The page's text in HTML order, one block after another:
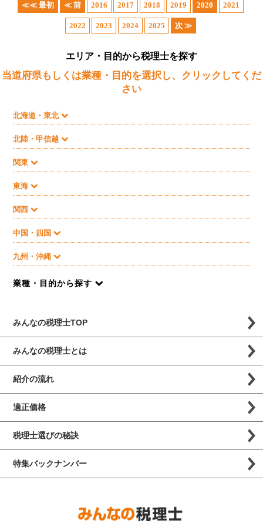
≪≪ 最初 ≪ 前 2016 2017 2018 2019 2020 2021
2022 2023 2024 2025 次 ≫
エリア・目的から税理士を探す
当道府県もしくは業種・目的を選択し、クリックしてくだ
さい
北海道・東北
北陸・甲信越
関東
東海
関西
中国・四国
九州・沖縄
業種・目的から探す
みんなの税理士TOP
みんなの税理士とは
紹介の流れ
適正価格
税理士選びの秘訣
特集バックナンバー